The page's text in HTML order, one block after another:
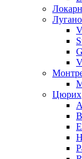
Лугано
Цюрих